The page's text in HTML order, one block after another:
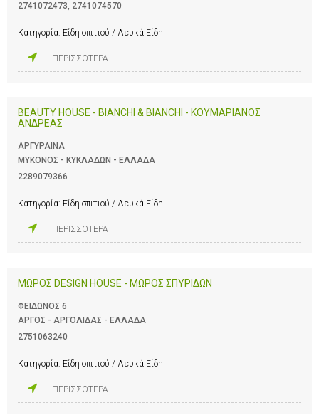
2741072473, 2741074570
Κατηγορία: Είδη σπιτιού / Λευκά Είδη
ΠΕΡΙΣΣΟΤΕΡΑ
BEAUTY HOUSE - ΒΙΑNCHI & BIANCHI - ΚΟΥΜΑΡΙΑΝΟΣ
ΑΝΔΡΕΑΣ
ΑΡΓΥΡΑΙΝΑ
ΜΥΚΟΝΟΣ - ΚΥΚΛΑΔΩΝ - ΕΛΛΑΔΑ
2289079366
Κατηγορία: Είδη σπιτιού / Λευκά Είδη
ΠΕΡΙΣΣΟΤΕΡΑ
ΜΩΡΟΣ DESIGN HOUSE - ΜΩΡΟΣ ΣΠΥΡΙΔΩΝ
ΦΕΙΔΩΝΟΣ 6
ΑΡΓΟΣ - ΑΡΓΟΛΙΔΑΣ - ΕΛΛΑΔΑ
2751063240
Κατηγορία: Είδη σπιτιού / Λευκά Είδη
ΠΕΡΙΣΣΟΤΕΡΑ